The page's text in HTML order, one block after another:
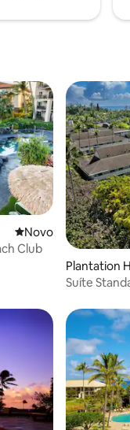
Novo lugar para ficar
Novo
Club
Plantation
Suíte